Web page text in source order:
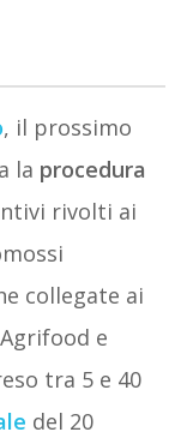
, il prossimo
la procedura
rivolti ai
collegate ai
e
tra 5 e 40
del 20